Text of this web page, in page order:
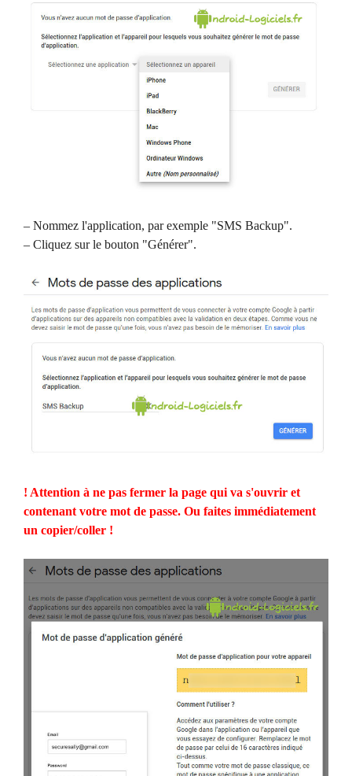
– Nommez l'application, par exemple "SMS Backup".
– Cliquez sur le bouton "Générer".
! Attention à ne pas fermer la page qui va s'ouvrir et
contenant votre mot de passe. Ou faites immédiatement
un copier/coller !